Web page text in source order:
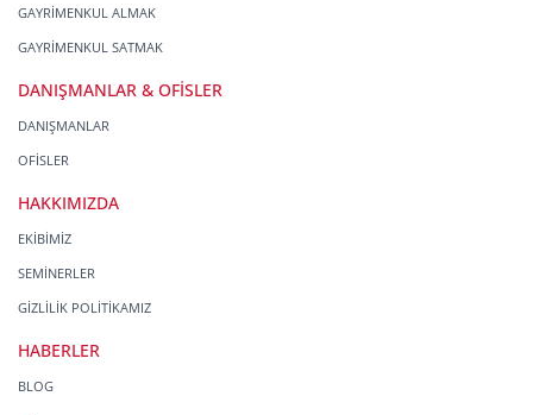
GAYRİMENKUL ALMAK
GAYRİMENKUL SATMAK
DANIŞMANLAR & OFİSLER
DANIŞMANLAR
OFİSLER
HAKKIMIZDA
EKİBİMİZ
SEMİNERLER
GİZLİLİK POLİTİKAMIZ
HABERLER
BLOG